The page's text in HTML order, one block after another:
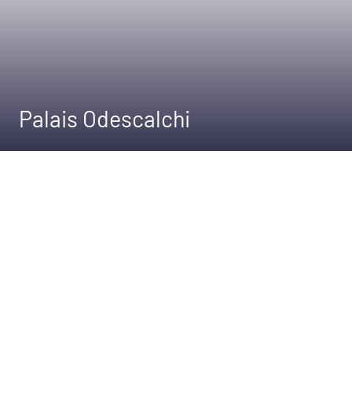
Palais Odescalchi